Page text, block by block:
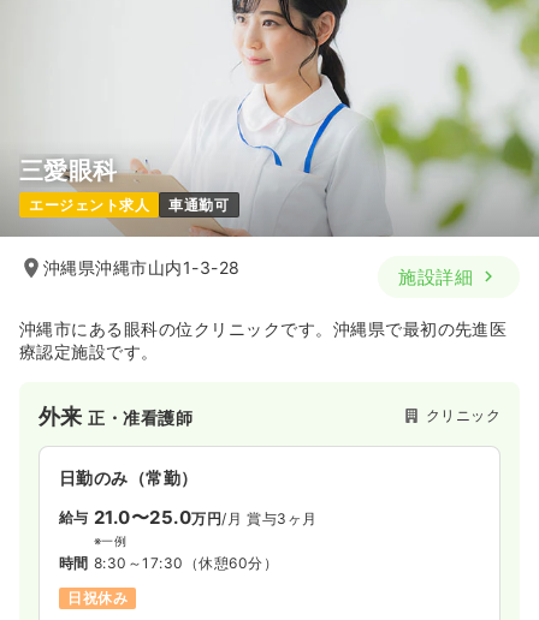
三愛眼科
エージェント求人 車通勤可
沖縄県沖縄市山内1-3-28 施設詳細
沖縄市にある眼科の位クリニックです。沖縄県で最初の先進医
療認定施設です。
外来正・准看護師 クリニック
日勤のみ（常勤）
給与 21.0〜25.0万円/月 賞与3ヶ月
※一例
時間 8:30～17:30 （休憩60分）
日祝休み